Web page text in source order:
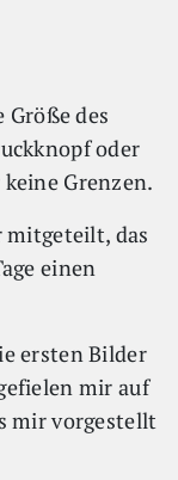
Größe des
oder
Grenzen.
mitgeteilt, das
einen
ersten Bilder
mir auf
mir vorgestellt